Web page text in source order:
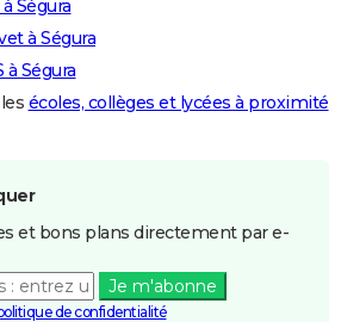
Ségura
à Ségura
Ségura
écoles, collèges et lycées à proximité
et bons plans directement par e-
Je m'abonne
de confidentialité